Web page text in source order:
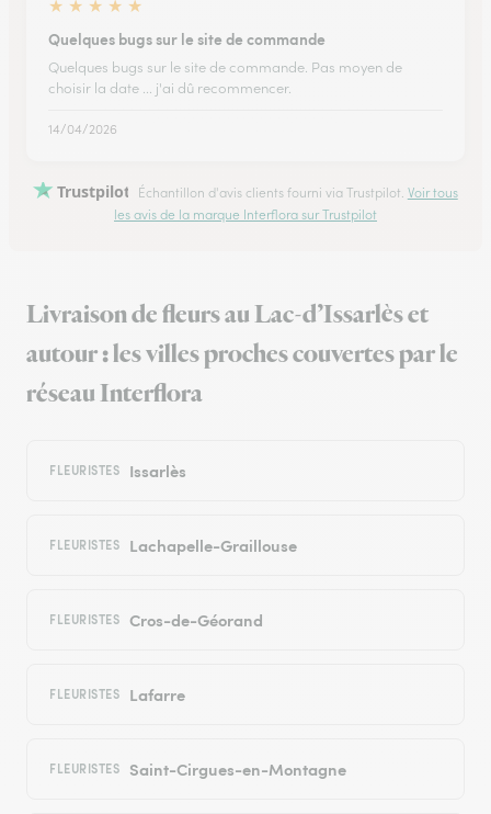
★ ★ ★ ★ ★
Quelques bugs sur le site de commande
Quelques bugs sur le site de commande. Pas moyen de
choisir la date ... j'ai dû recommencer.
14/04/2026
Trustpilot Échantillon d'avis clients fourni via Trustpilot. Voir tous
les avis de la marque Interflora sur Trustpilot
Livraison de fleurs au Lac-d’Issarlès et
autour : les villes proches couvertes par le
réseau Interflora
FLEURISTES Issarlès
FLEURISTES Lachapelle-Graillouse
FLEURISTES Cros-de-Géorand
FLEURISTES Lafarre
FLEURISTES Saint-Cirgues-en-Montagne